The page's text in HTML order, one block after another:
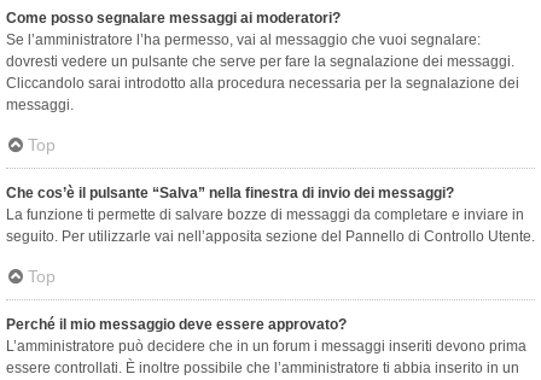
Come posso segnalare messaggi ai moderatori?
Se l’amministratore l’ha permesso, vai al messaggio che vuoi segnalare:
dovresti vedere un pulsante che serve per fare la segnalazione dei messaggi.
Cliccandolo sarai introdotto alla procedura necessaria per la segnalazione dei
messaggi.
Top
Che cos’è il pulsante “Salva” nella finestra di invio dei messaggi?
La funzione ti permette di salvare bozze di messaggi da completare e inviare in
seguito. Per utilizzarle vai nell’apposita sezione del Pannello di Controllo Utente.
Top
Perché il mio messaggio deve essere approvato?
L’amministratore può decidere che in un forum i messaggi inseriti devono prima
essere controllati. È inoltre possibile che l’amministratore ti abbia inserito in un